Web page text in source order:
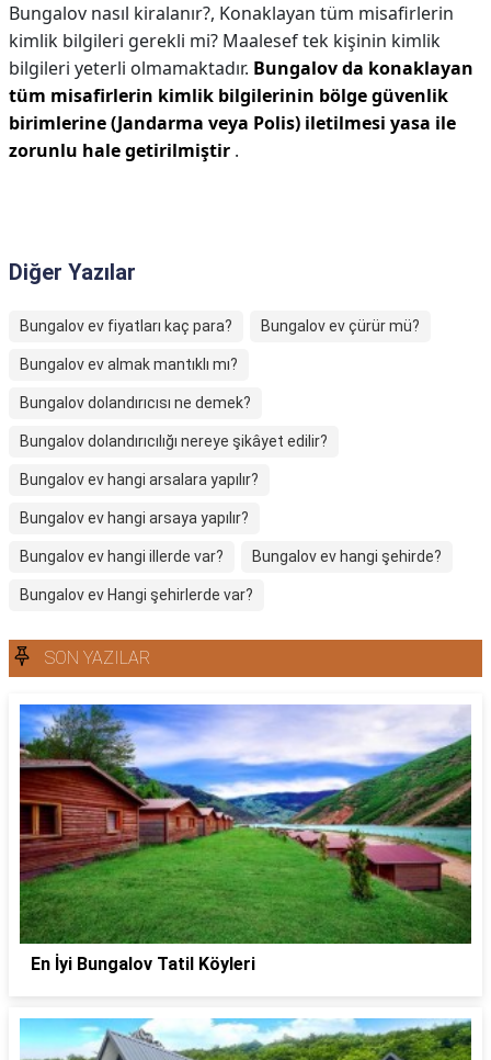
Bungalov nasıl kiralanır?, Konaklayan tüm misafirlerin
kimlik bilgileri gerekli mi? Maalesef tek kişinin kimlik
bilgileri yeterli olmamaktadır. Bungalov da konaklayan
tüm misafirlerin kimlik bilgilerinin bölge güvenlik
birimlerine (Jandarma veya Polis) iletilmesi yasa ile
zorunlu hale getirilmiştir .
Diğer Yazılar
Bungalov ev fiyatları kaç para? Bungalov ev çürür mü?
Bungalov ev almak mantıklı mı?
Bungalov dolandırıcısı ne demek?
Bungalov dolandırıcılığı nereye şikâyet edilir?
Bungalov ev hangi arsalara yapılır?
Bungalov ev hangi arsaya yapılır?
Bungalov ev hangi illerde var? Bungalov ev hangi şehirde?
Bungalov ev Hangi şehirlerde var?
SON YAZILAR
En İyi Bungalov Tatil Köyleri